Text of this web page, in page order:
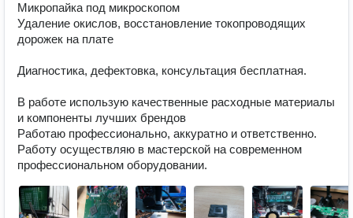
Микропайка под микроскопом
Удаление окислов, восстановление токопроводящих
дорожек на плате
Диагностика, дефектовка, консультация бесплатная.
В работе использую качественные расходные материалы
и компоненты лучших брендов
Работаю профессионально, аккуратно и ответственно.
Работу осуществляю в мастерской на современном
профессиональном оборудовании.